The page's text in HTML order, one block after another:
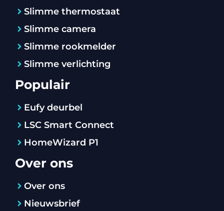
Slimme thermostaat
Slimme camera
Slimme rookmelder
Slimme verlichting
Populair
Eufy deurbel
LSC Smart Connect
HomeWizard P1
Over ons
Over ons
Nieuwsbrief